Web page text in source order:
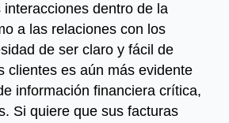
dentro de la
a las relaciones con los
de ser claro y fácil de
clientes es aún más evidente
información financiera crítica,
Si quiere que sus facturas